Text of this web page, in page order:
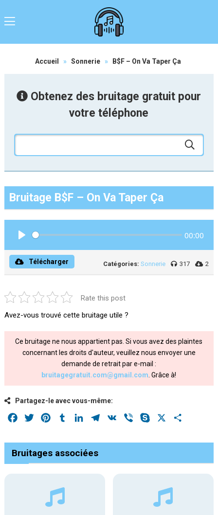
Accueil » Sonnerie » B$F – On Va Taper Ça
Obtenez des bruitage gratuit pour
votre téléphone
Bruitage B$F – On Va Taper Ça
00:00
Télécharger Catégories: Sonnerie 317 2
Rate this post
Avez-vous trouvé cette bruitage utile ?
Ce bruitage ne nous appartient pas. Si vous avez des plaintes
concernant les droits d'auteur, veuillez nous envoyer une
demande de retrait par e-mail :
bruitagegratuit.com@gmail.com . Grâce à!
Partagez-le avec vous-même:
Facebook
Twitter PinterestTumblrLinkedInTelegram
VK Viber Skype
Bruitages associées